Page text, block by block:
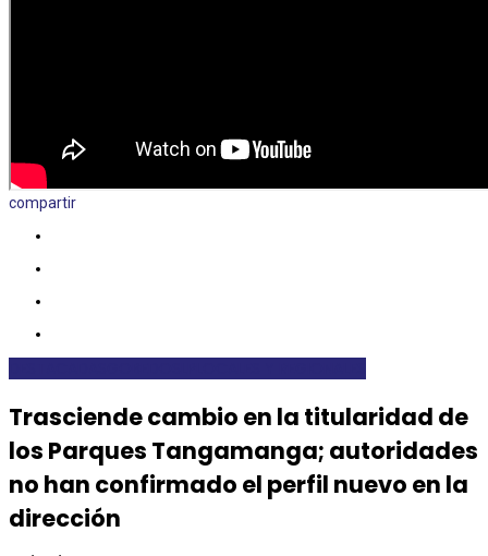
compartir
Trasciende cambio en la titularidad de
los Parques Tangamanga; autoridades
no han confirmado el perfil nuevo en la
dirección